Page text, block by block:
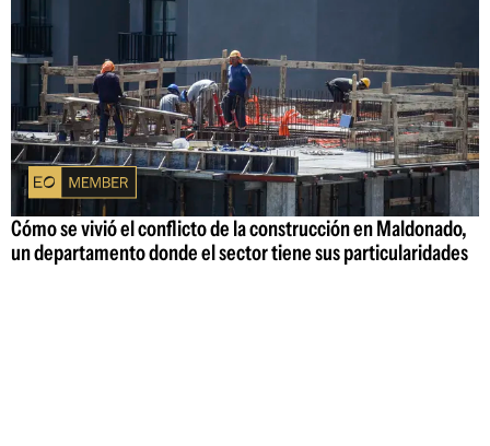
Cómo se vivió el conflicto de la construcción en Maldonado,
un departamento donde el sector tiene sus particularidades